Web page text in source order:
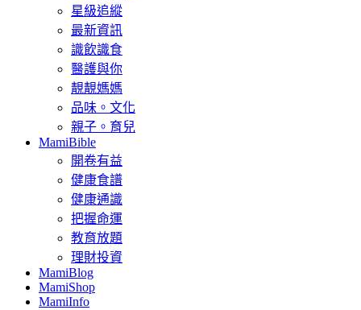
星級追縱
最新資訊
識飲識食
醫護與你
靚靚媽媽
品味。文化
親子。育兒
MamiBible
開卷有益
健康食譜
健康通識
把握命運
教育放題
理財投資
MamiBlog
MamiShop
MamiInfo